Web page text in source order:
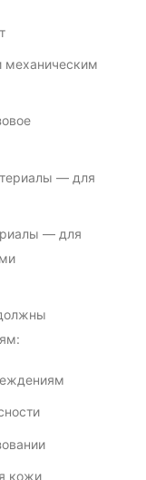
механическим
— для
— для
кожи